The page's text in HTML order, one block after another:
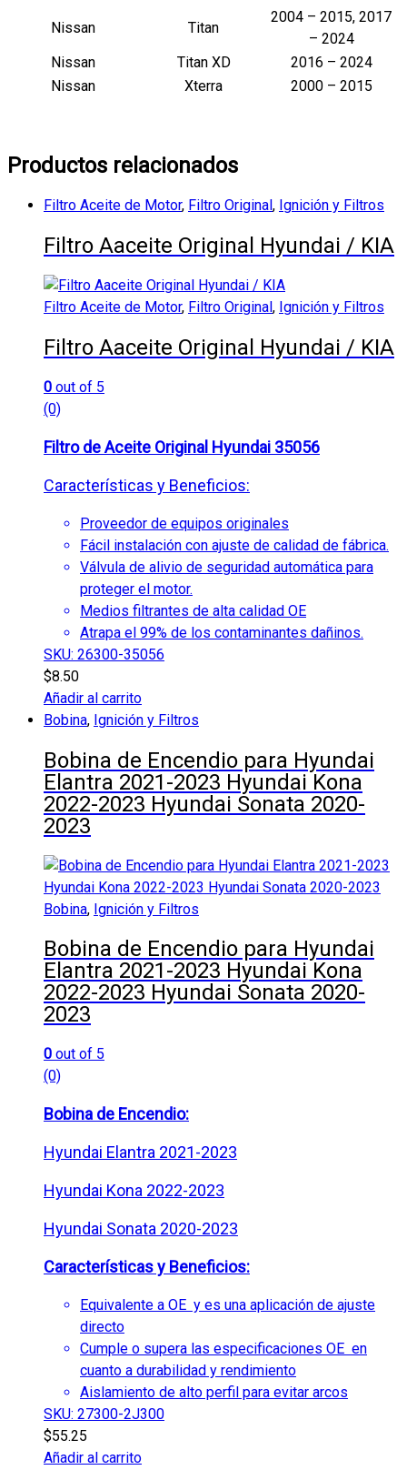
Nissan
Titan
2004 – 2015, 2017
– 2024
Nissan
Titan XD
2016 – 2024
Nissan
Xterra 2000 – 2015
Productos relacionados
Filtro Aceite de Motor, Filtro Original, Ignición y Filtros
Filtro Aaceite Original Hyundai / KIA
Filtro Aceite de Motor, Filtro Original, Ignición y Filtros
Filtro Aaceite Original Hyundai / KIA
0 out of 5
(0)
Filtro de Aceite Original Hyundai 35056
Características y Beneficios:
Proveedor de equipos originales
Fácil instalación con ajuste de calidad de fábrica.
Válvula de alivio de seguridad automática para
proteger el motor.
Medios filtrantes de alta calidad OE
Atrapa el 99% de los contaminantes dañinos.
SKU: 26300-35056
$8.50
Añadir al carrito
Bobina, Ignición y Filtros
Bobina de Encendio para Hyundai
Elantra 2021-2023 Hyundai Kona
2022-2023 Hyundai Sonata 2020-
2023
Bobina, Ignición y Filtros
Bobina de Encendio para Hyundai
Elantra 2021-2023 Hyundai Kona
2022-2023 Hyundai Sonata 2020-
2023
0 out of 5
(0)
Bobina de Encendio:
Hyundai Elantra 2021-2023
Hyundai Kona 2022-2023
Hyundai Sonata 2020-2023
Características y Beneficios:
Equivalente a OE y es una aplicación de ajuste
directo
Cumple o supera las especificaciones OE en
cuanto a durabilidad y rendimiento
Aislamiento de alto perfil para evitar arcos
SKU: 27300-2J300
$55.25
Añadir al carrito